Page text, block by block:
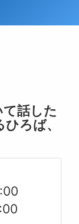
話した
ろば、